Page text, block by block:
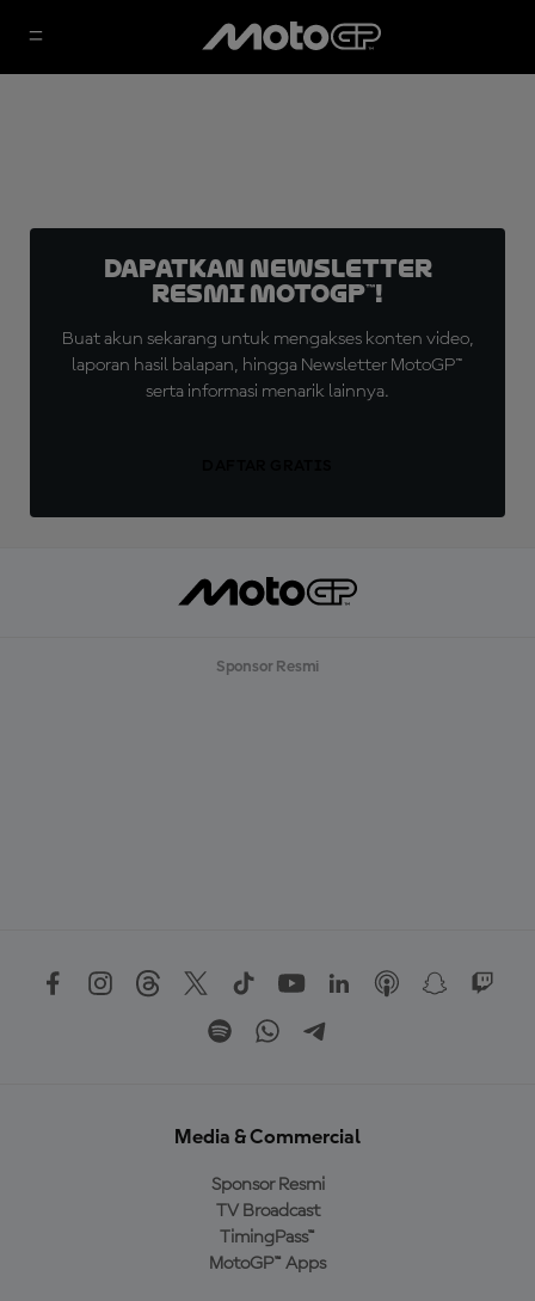
Dapatkan Newsletter
Resmi MotoGP™!
Buat akun sekarang untuk mengakses konten video,
laporan hasil balapan, hingga Newsletter MotoGP™
serta informasi menarik lainnya.
Sponsor Resmi
Media & Commercial
Sponsor Resmi
TV Broadcast
TimingPass™
MotoGP™ Apps